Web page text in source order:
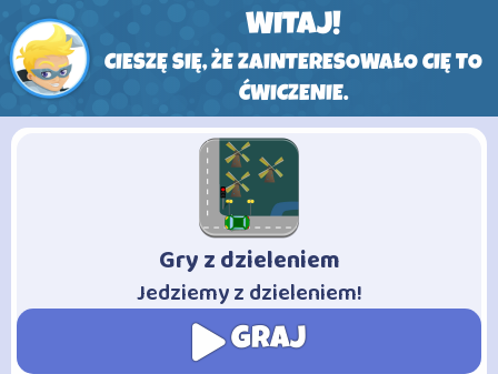
WITAJ!
CIESZĘ SIĘ, ŻE ZAINTERESOWAŁO CIĘ TO
ĆWICZENIE.
Gry z dzieleniem
-
Jedziemy z dzieleniem!
GRAJ